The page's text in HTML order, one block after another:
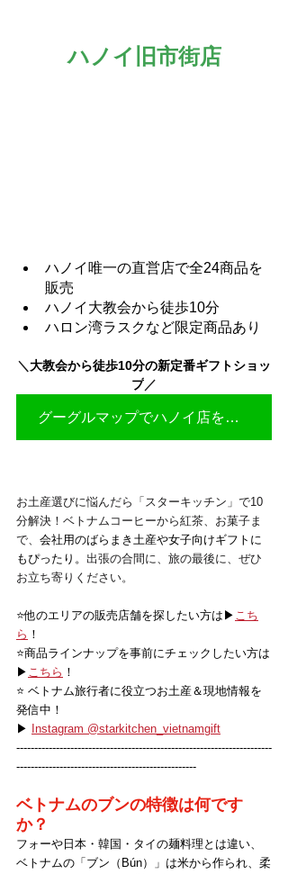
ハノイ旧市街店
ハノイ唯一の直営店で全24商品を
販売
ハノイ大教会から徒歩10分
ハロン湾ラスクなど限定商品あり
＼大教会から徒歩10分の新定番ギフトショッ
プ／
グーグルマップでハノイ店を見る▶
お土産選びに悩んだら「スターキッチン」で10
分解決！ベトナムコーヒーから紅茶、お菓子ま
で、 会社用のばらまき土産や女子向けギフトに
もぴったり。 出張の合間に、旅の最後に、ぜひ
お立ち寄りください。
⭐️他のエリアの販売店舗を探したい方は▶ こち
ら ！
⭐️商品ラインナップを事前にチェックしたい方は
▶ こちら ！
⭐️ ベトナム旅行者に役立つお土産＆現地情報を
発信中！
▶
Instagram @starkitchen_vietnamgift
-----------------------------------------------------------------------
--------------------------------------------------
ベトナムのブンの特徴は何です
か？
フォーや日本・韓国・タイの麺料理とは違い、
ベトナムの「ブン（Bún）」は米から作られ、柔